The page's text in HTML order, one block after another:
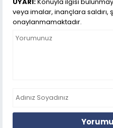
veya imalar, inançlara saldırı,
onaylanmamaktadır.